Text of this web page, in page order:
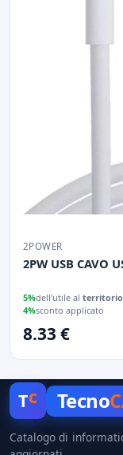
2POWER
2PW USB CAVO
5%dell'utile al territorio
4%sconto applicato
8.33 €
Tc Tecno
Catalogo di